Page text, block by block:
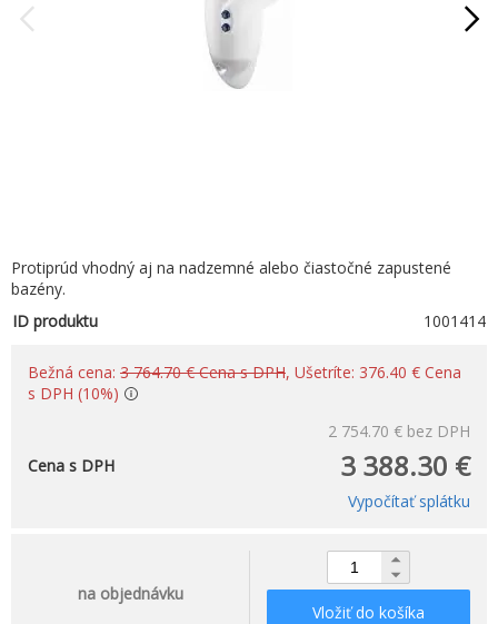
Protiprúd vhodný aj na nadzemné alebo čiastočné zapustené
bazény.
ID produktu
1001414
Bežná cena: 3 764.70 € Cena s DPH, Ušetríte: 376.40 € Cena
s DPH (10%)
2 754.70 € bez DPH
3 388.30 €
Cena s DPH
Vypočítať splátku
na objednávku
Vložiť do košíka